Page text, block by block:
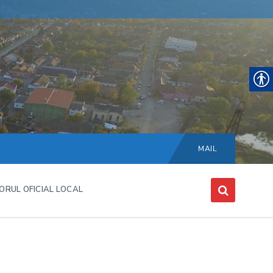
Choose
language:
MAIL
OFICIAL LOCAL